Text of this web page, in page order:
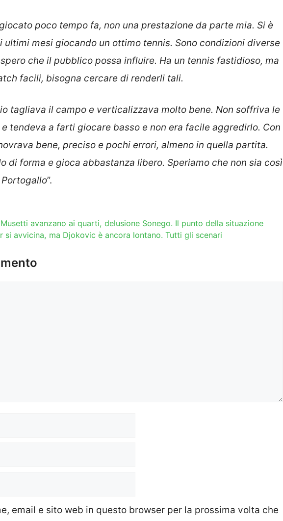
poco tempo fa, non una prestazione da parte mia. Si è
ultimi mesi giocando un ottimo tennis. Sono condizioni diverse
che il pubblico possa influire. Ha un tennis fastidioso, ma
facili, bisogna cercare di renderli tali.
tagliava il campo e verticalizzava molto bene. Non soffriva le
tendeva a farti giocare basso e non era facile aggredirlo. Con
bene, preciso e pochi errori, almeno in quella partita.
di forma e gioca abbastanza libero. Speriamo che non sia così
”.
avanzano ai quarti, delusione Sonego. Il punto della situazione
si avvicina, ma Djokovic è ancora lontano. Tutti gli scenari
email e sito web in questo browser per la prossima volta che